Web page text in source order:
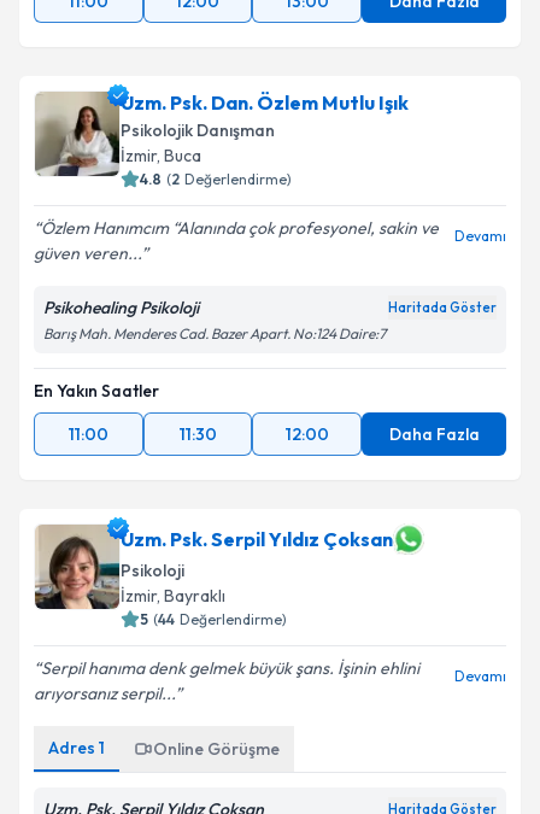
Uzm. Psk. Dan. Özlem Mutlu Işık
Psikolojik Danışman
İzmir, Buca
4.8 (2 Değerlendirme)
Özlem Hanımcım “Alanında çok profesyonel, sakin ve
güven veren...
Devamı
Psikohealing Psikoloji Haritada Göster
Barış Mah. Menderes Cad. Bazer Apart. No:124 Daire:7
En Yakın Saatler
11:00
11:30 12:00 Daha Fazla
Uzm. Psk. Serpil Yıldız Çoksan
Psikoloji
İzmir, Bayraklı
5 (44 Değerlendirme)
Serpil hanıma denk gelmek büyük şans. İşinin ehlini
arıyorsanız serpil...
Devamı
Adres 1 Online Görüşme
Uzm. Psk. Serpil Yıldız Çoksan Haritada Göster